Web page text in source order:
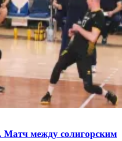
между солигорским